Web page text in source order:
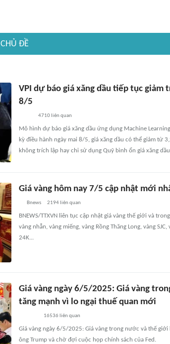
CHỦ ĐỀ
VPI dự báo giá xăng dầu tiếp tục giảm
8/5
4710 liên quan
Mô hình dự báo giá xăng dầu ứng dụng Machine
kỳ điều hành ngày mai 8/5, giá xăng dầu có thể giảm từ
không trích lập hay chi sử dụng Quỹ bình ổn giá xăng
Giá vàng hôm nay 7/5 cập nhật mới
Bnews 2194 liên quan
BNEWS/TTXVN liên tục cập nhật giá vàng thế giới và
vàng nhẫn, vàng miếng, vàng Rồng Thăng Long, vàng
24K...
Giá vàng ngày 6/5/2025: Giá vàng
tăng mạnh vì lo ngại thuế quan mới
16536 liên quan
Giá vàng ngày 6/5/2025: Giá vàng trong nước và thế
ông Trump và chờ đợi cuộc họp chính sách của Fed.